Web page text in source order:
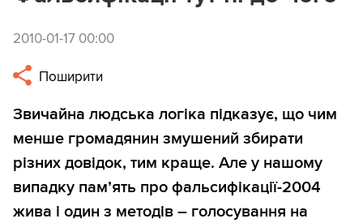
2010-01-17 00:00
Поширити
Звичайна людська логіка підказує, що чим
менше громадянин змушений збирати
різних довідок, тим краще. Але у нашому
випадку пам’ять про фальсифікації-2004
жива і один з методів – голосування на